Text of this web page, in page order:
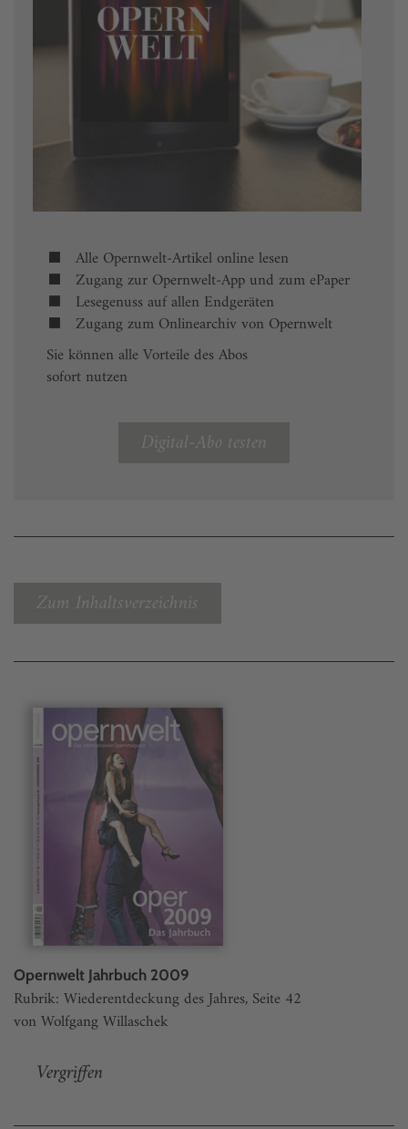
Alle Opernwelt-Artikel online lesen
Zugang zur Opernwelt-App und zum ePaper
Lesegenuss auf allen Endgeräten
Zugang zum Onlinearchiv von Opernwelt
Sie können alle Vorteile des Abos
sofort nutzen
Digital-Abo testen
Zum Inhaltsverzeichnis
Opernwelt Jahrbuch 2009
Rubrik: Wiederentdeckung des Jahres, Seite 42
von Wolfgang Willaschek
Vergriffen